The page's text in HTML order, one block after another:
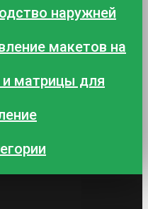
наружней
макетов на
матрицы для